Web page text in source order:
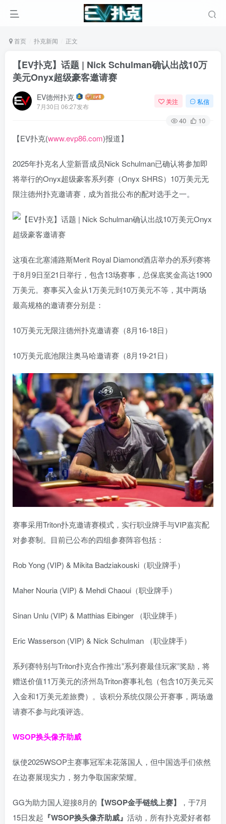
首页 扑克新闻 正文
【EV扑克】话题 | Nick Schulman确认出战10万
美元Onyx超级豪客邀请赛
EV德州扑克
7月30日 06:27发布
关注 私信
40 10
【EV扑克(www.evp86.com)报道】
2025年扑克名人堂新晋成员Nick Schulman已确认将参加即
将举行的Onyx超级豪客系列赛（Onyx SHRS）10万美元无
限注德州扑克邀请赛，成为首批公布的配对选手之一。
这项在北塞浦路斯Merit Royal Diamond酒店举办的系列赛将
于8月9日至21日举行，包含13场赛事，总保底奖金高达1900
万美元。赛事买入金从1万美元到10万美元不等，其中两场
最高规格的邀请赛分别是：
10万美元无限注德州扑克邀请赛（8月16-18日）
10万美元底池限注奥马哈邀请赛（8月19-21日）
赛事采用Triton扑克邀请赛模式，实行职业牌手与VIP嘉宾配
对参赛制。目前已公布的四组参赛阵容包括：
Rob Yong (VIP) & Mikita Badziakouski （职业牌手）
Maher Nouria (VIP) & Mehdi Chaoui （职业牌手）
Sinan Unlu (VIP) & Matthias Eibinger （职业牌手）
Eric Wasserson (VIP) & Nick Schulman （职业牌手）
系列赛特别与Triton扑克合作推出”系列赛最佳玩家”奖励，将
赠送价值11万美元的济州岛Triton赛事礼包（包含10万美元买
入金和1万美元差旅费）。该积分系统仅限公开赛事，两场邀
请赛不参与此项评选。
WSOP换头像齐助威
纵使2025WSOP主赛事冠军未花落国人，但中国选手们依然
在边赛展现实力，努力争取国家荣耀。
GG为助力国人迎接8月的 【WSOP金手链线上赛】
，于7月
15日发起 『WSOP换头像齐助威』 活动，所有扑克爱好者都